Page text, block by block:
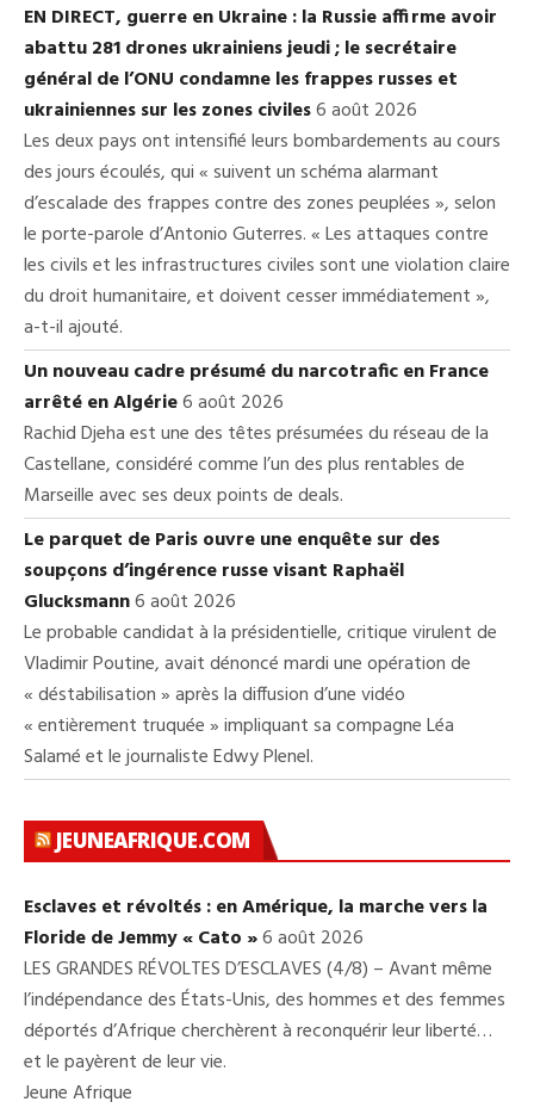
EN DIRECT, guerre en Ukraine : la Russie affirme avoir
abattu 281 drones ukrainiens jeudi ; le secrétaire
général de l’ONU condamne les frappes russes et
ukrainiennes sur les zones civiles6 août 2026
Les deux pays ont intensifié leurs bombardements au cours
des jours écoulés, qui « suivent un schéma alarmant
d’escalade des frappes contre des zones peuplées », selon
le porte-parole d’Antonio Guterres. « Les attaques contre
les civils et les infrastructures civiles sont une violation claire
du droit humanitaire, et doivent cesser immédiatement »,
a-t-il ajouté.
Un nouveau cadre présumé du narcotrafic en France
arrêté en Algérie6 août 2026
Rachid Djeha est une des têtes présumées du réseau de la
Castellane, considéré comme l’un des plus rentables de
Marseille avec ses deux points de deals.
Le parquet de Paris ouvre une enquête sur des
soupçons d’ingérence russe visant Raphaël
Glucksmann6 août 2026
Le probable candidat à la présidentielle, critique virulent de
Vladimir Poutine, avait dénoncé mardi une opération de
« déstabilisation » après la diffusion d’une vidéo
« entièrement truquée » impliquant sa compagne Léa
Salamé et le journaliste Edwy Plenel.
JEUNEAFRIQUE.COM
Esclaves et révoltés : en Amérique, la marche vers la
Floride de Jemmy « Cato »6 août 2026
LES GRANDES RÉVOLTES D’ESCLAVES (4/8) – Avant même
l’indépendance des États-Unis, des hommes et des femmes
déportés d’Afrique cherchèrent à reconquérir leur liberté…
et le payèrent de leur vie.
Jeune Afrique